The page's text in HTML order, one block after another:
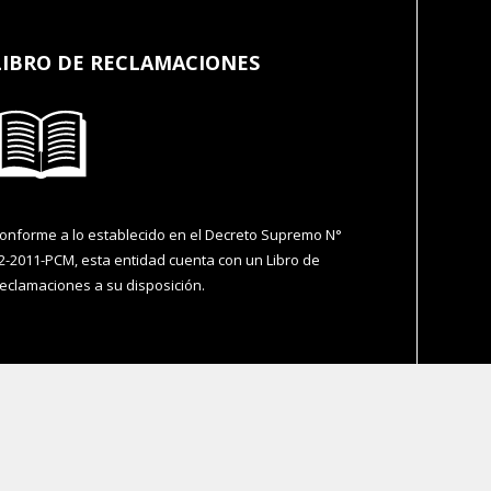
DE RECLAMACIONES
a lo establecido en el Decreto Supremo N°
2011-PCM, esta entidad cuenta con un Libro de
a su disposición.